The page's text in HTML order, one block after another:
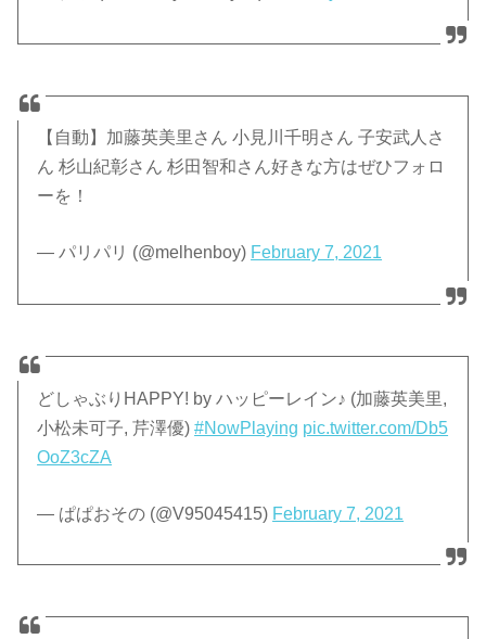
【自動】加藤英美里さん 小見川千明さん 子安武人さ
ん 杉山紀彰さん 杉田智和さん好きな方はぜひフォロ
ーを！
— パリパリ (@melhenboy) February 7, 2021
どしゃぶりHAPPY! by ハッピーレイン♪ (加藤英美里,
小松未可子, 芹澤優)#NowPlaying pic.twitter.com/Db5
OoZ3cZA
— ぱぱおその (@V95045415) February 7, 2021